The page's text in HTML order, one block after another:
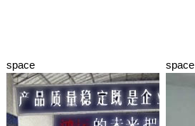
space space